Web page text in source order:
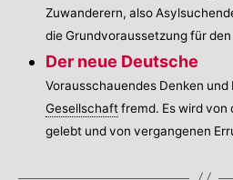
Zuwanderern, also
die Grundvoraussetzung für den
Der neue Deutsche
Vorausschauendes Denken und
Gesellschaftfremd. Es wird von
gelebt und von vergangenen